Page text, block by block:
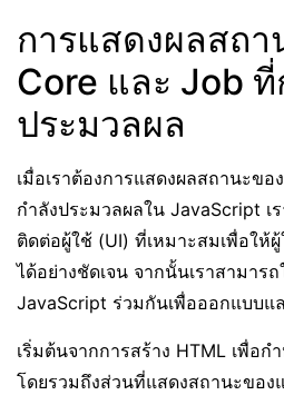
การแสดงผลสถ
Core และ Job ที่
ประมวลผล
เมื่อเราต้องการแสดงผลสถานะข
กำลังประมวลผลใน JavaScript เ
ติดต่อผู้ใช้ (UI) ที่เหมาะสมเพื่อให้
ได้อย่างชัดเจน จากนั้นเราสามาร
JavaScript ร่วมกันเพื่อออกแบบ
เริ่มต้นจากการสร้าง HTML เพื่อก
โดยรวมถึงส่วนที่แสดงสถานะของ